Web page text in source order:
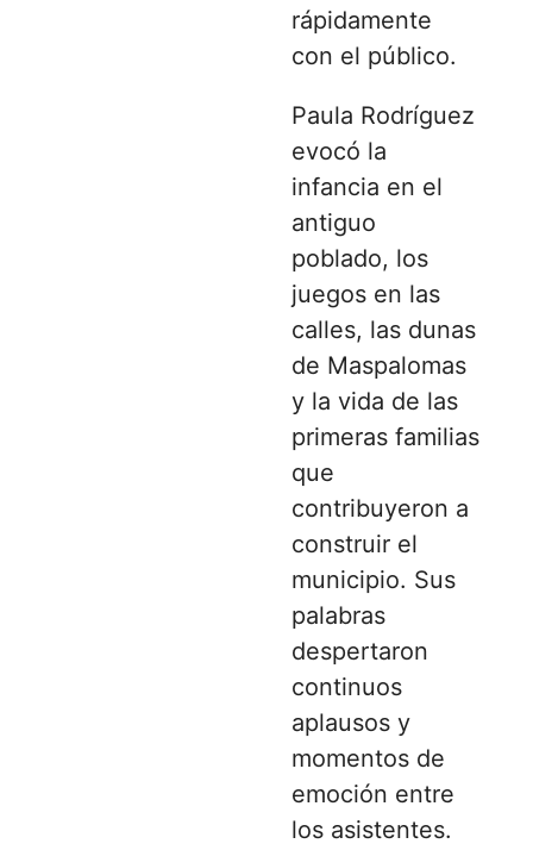
rápidamente
con el público.
Paula Rodríguez
evocó la
infancia en el
antiguo
poblado, los
juegos en las
calles, las dunas
de Maspalomas
y la vida de las
primeras familias
que
contribuyeron a
construir el
municipio. Sus
palabras
despertaron
continuos
aplausos y
momentos de
emoción entre
los asistentes.